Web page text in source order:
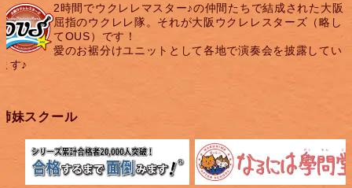
2時間でウクレレマスター♪の仲間たちで結成された大阪
屈指のウクレレ隊。それが大阪ウクレレスターズ（略し
てOUS）です！
愛のお裾分けユニットとして各地で演奏会を披露してい
す♪
妹スクール